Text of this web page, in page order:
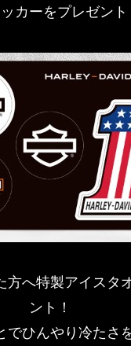
カーをプレゼント
方へ特製アイスタ
ント！
ひんやり冷たさ